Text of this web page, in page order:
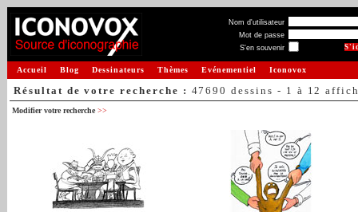
Nom d'utilisateur
Mot de passe
S'en souvenir
Accueil Blog Dessinateurs Thèmes Evénementiel Iconovox
Résultat de votre recherche : 47690 dessins - 1 à 12
Modifier votre recherche >>